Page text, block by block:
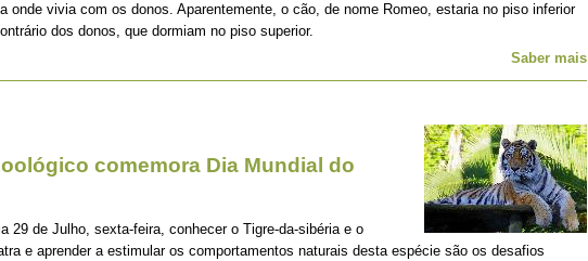
onde vivia com os donos. Aparentemente, o cão, de nome Romeo, estaria no piso inferior
dos donos, que dormiam no piso superior.
Saber mais
comemora Dia Mundial do
29 de Julho, sexta-feira, conhecer o Tigre-da-sibéria e o
e aprender a estimular os comportamentos naturais desta espécie são os desafios